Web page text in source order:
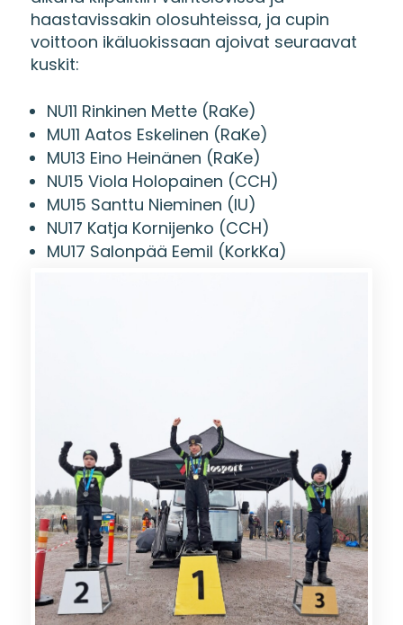
haastavissakin olosuhteissa, ja cupin
voittoon ikäluokissaan ajoivat seuraavat
kuskit:
NU11 Rinkinen Mette (RaKe)
MU11 Aatos Eskelinen (RaKe)
MU13 Eino Heinänen (RaKe)
NU15 Viola Holopainen (CCH)
MU15 Santtu Nieminen (IU)
NU17 Katja Kornijenko (CCH)
MU17 Salonpää Eemil (KorkKa)